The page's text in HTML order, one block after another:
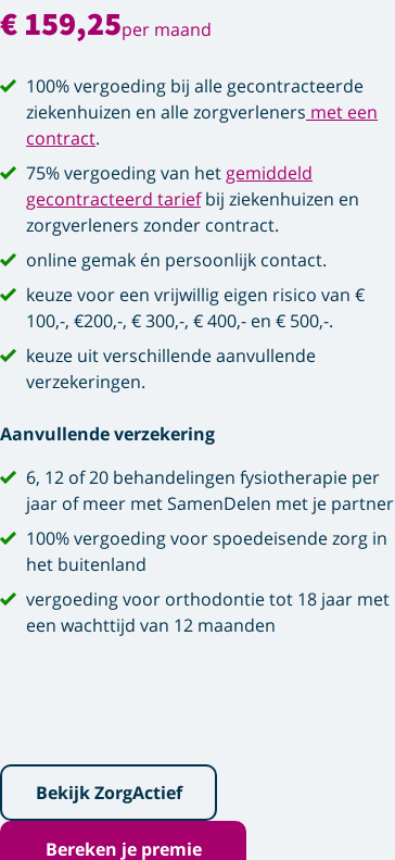
€ 159,25per maand
100% vergoeding bij alle gecontracteerde
ziekenhuizen en alle zorgverleners met een
contract.
75% vergoeding van het gemiddeld
gecontracteerd tariefbij ziekenhuizen en
zorgverleners zonder contract.
online gemak én persoonlijk contact.
keuze voor een vrijwillig eigen risico van €
100,-, €200,-, € 300,-, € 400,- en € 500,-.
keuze uit verschillende aanvullende
verzekeringen.
Aanvullende verzekering
6, 12 of 20 behandelingen fysiotherapie per
jaar of meer met SamenDelen met je partner
100% vergoeding voor spoedeisende zorg in
het buitenland
vergoeding voor orthodontie tot 18 jaar met
een wachttijd van 12 maanden
Bekijk ZorgActief
Bereken je premie